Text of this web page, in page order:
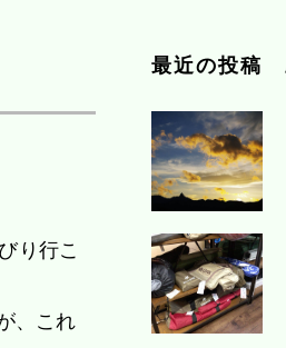
り行こ
、これ
最近の投稿